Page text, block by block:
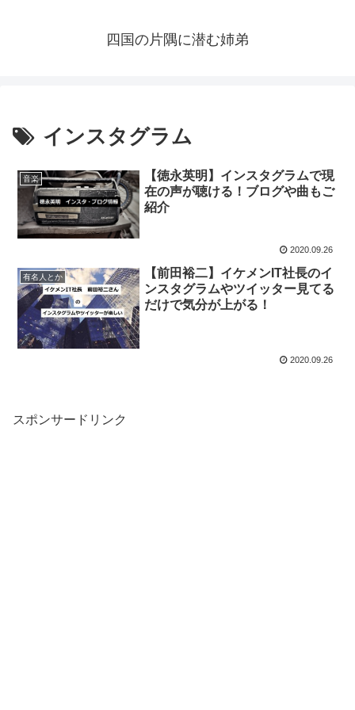
四国の片隅に潜む姉弟
インスタグラム
音楽
【徳永英明】インスタグラムで現
在の声が聴ける！ブログや曲もご
紹介
2020.09.26
有名人とか
【前田裕二】イケメンIT社長のイ
ンスタグラムやツイッター見てる
だけで気分が上がる！
2020.09.26
スポンサードリンク